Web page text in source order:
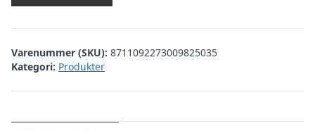
Varenummer (SKU): 8711092273009825035
Kategori: Produkter